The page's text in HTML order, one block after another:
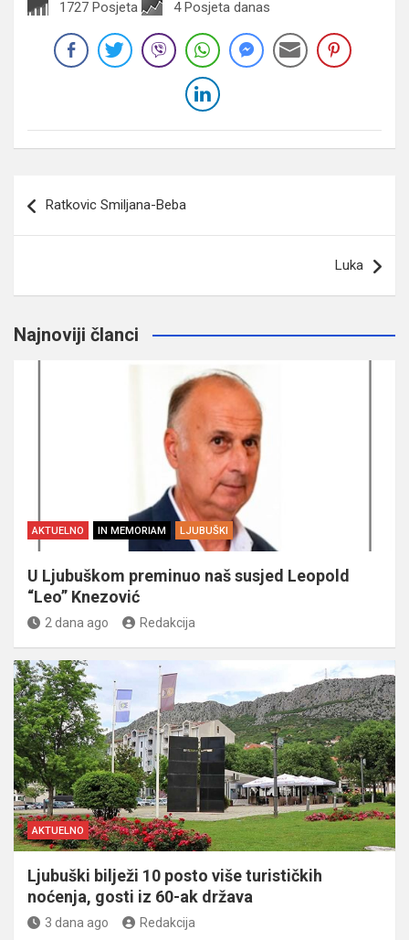
1727 Posjeta 4 Posjeta danas
članaka
Ratkovic Smiljana-Beba
Luka
Najnoviji članci
AKTUELNO IN MEMORIAM LJUBUŠKI
U Ljubuškom preminuo naš susjed Leopold
“Leo” Knezović
2 dana ago Redakcija
AKTUELNO
Ljubuški bilježi 10 posto više turističkih
noćenja, gosti iz 60-ak država
3 dana ago Redakcija